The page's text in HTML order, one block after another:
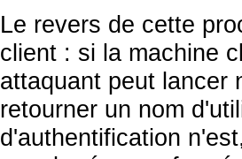
Le revers de cette
client : si la machine
attaquant peut lancer
retourner un nom
d'authentification